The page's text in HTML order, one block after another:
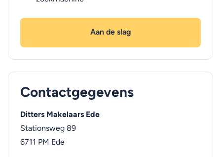
Aan de slag
Contactgegevens
Ditters Makelaars Ede
Stationsweg 89
6711 PM Ede